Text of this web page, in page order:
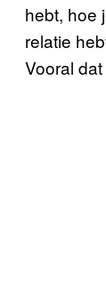
hebt, hoe
relatie
Vooral